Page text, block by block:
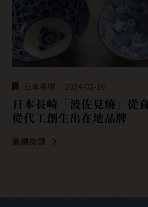
日本關東 2024-02-16
【日本 群馬縣】藝術與美
馬之旅，景點祭典，美食
繼續閱讀